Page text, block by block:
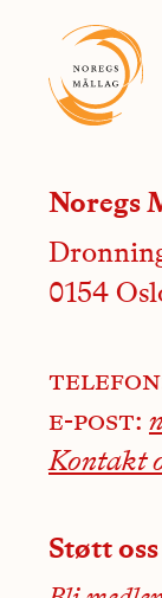
Noregs
0154
e-post:
Kontakt
Støtt oss